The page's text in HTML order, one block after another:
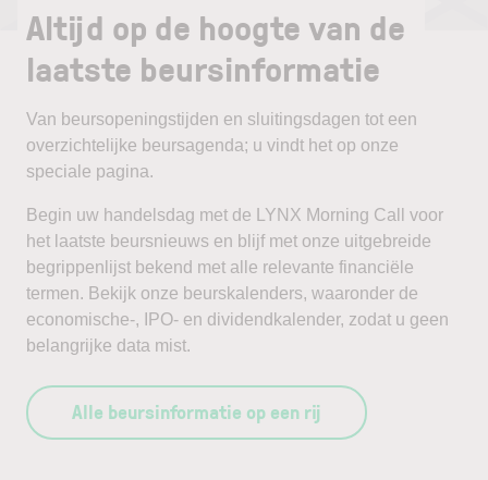
Altijd op de hoogte van de
laatste beursinformatie
Van beursopeningstijden en sluitingsdagen tot een
overzichtelijke beursagenda; u vindt het op onze
speciale pagina.
Begin uw handelsdag met de LYNX Morning Call voor
het laatste beursnieuws en blijf met onze uitgebreide
begrippenlijst bekend met alle relevante financiële
termen. Bekijk onze beurskalenders, waaronder de
economische-, IPO- en dividendkalender, zodat u geen
belangrijke data mist.
Alle beursinformatie op een rij